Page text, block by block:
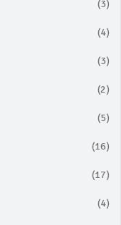
(3)
(4)
(3)
(2)
(5)
(16)
(17)
(4)